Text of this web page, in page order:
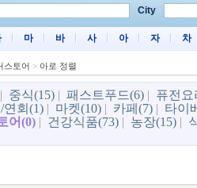
City
마 바 사 아 자 차
스토어 > 아로 정렬
| 중식(15) | 패스트푸드(6) | 퓨전요
연회(1) | 마켓(10) | 카페(7) | 타이
어(0) | 건강식품(73) | 농장(15) |